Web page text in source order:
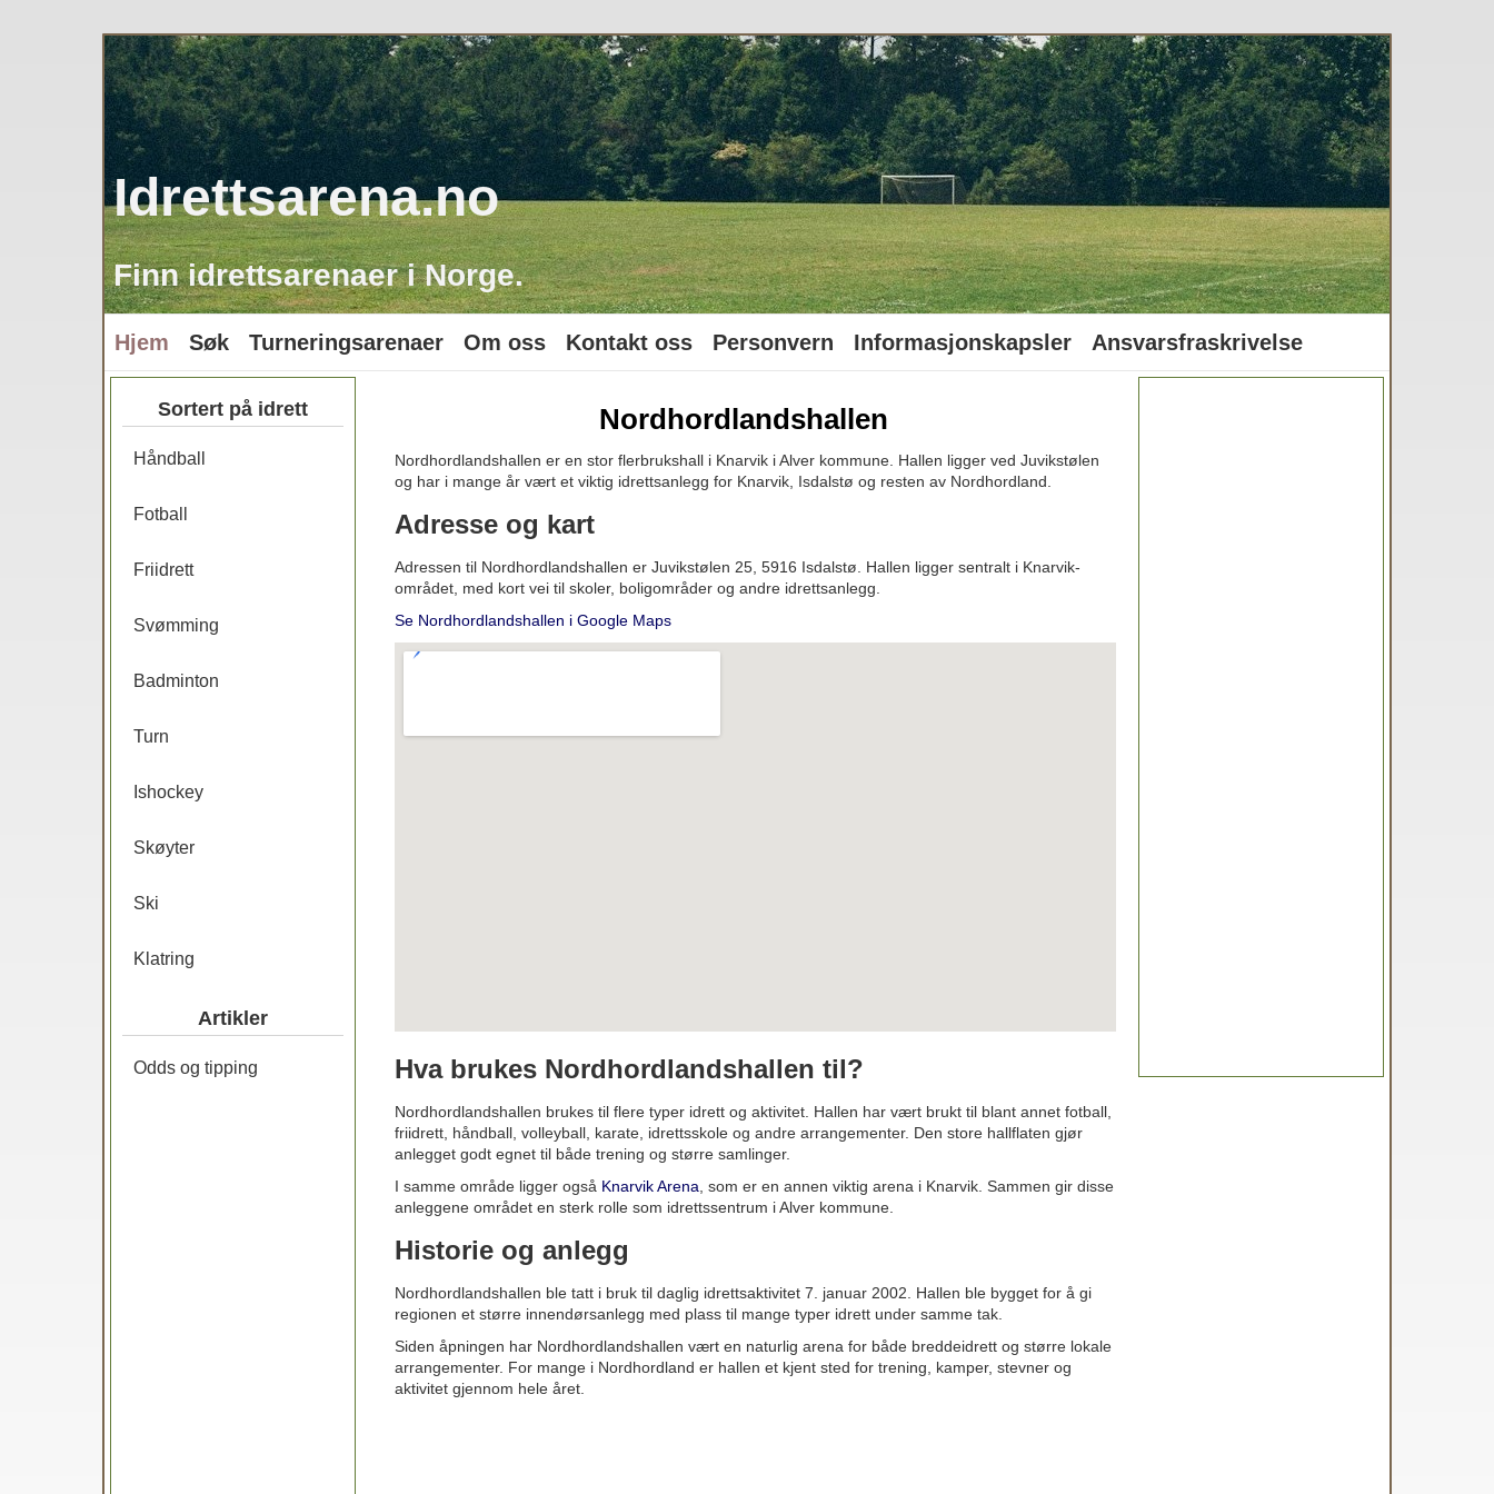
Idrettsarena.no
Finn idrettsarenaer i Norge.
Hjem Søk Turneringsarenaer Om oss Kontakt oss Personvern Informasjonskapsler Ansvarsfraskrivelse
Sortert på idrett
Håndball
Fotball
Friidrett
Svømming
Badminton
Turn
Ishockey
Skøyter
Ski
Klatring
Artikler
Odds og tipping
Nordhordlandshallen
Nordhordlandshallen er en stor flerbrukshall i Knarvik i Alver kommune. Hallen ligger ved Juvikstølen
og har i mange år vært et viktig idrettsanlegg for Knarvik, Isdalstø og resten av Nordhordland.
Adresse og kart
Adressen til Nordhordlandshallen er Juvikstølen 25, 5916 Isdalstø. Hallen ligger sentralt i Knarvik-
området, med kort vei til skoler, boligområder og andre idrettsanlegg.
Se Nordhordlandshallen i Google Maps
Hva brukes Nordhordlandshallen til?
Nordhordlandshallen brukes til flere typer idrett og aktivitet. Hallen har vært brukt til blant annet fotball,
friidrett, håndball, volleyball, karate, idrettsskole og andre arrangementer. Den store hallflaten gjør
anlegget godt egnet til både trening og større samlinger.
I samme område ligger også Knarvik Arena , som er en annen viktig arena i Knarvik. Sammen gir disse
anleggene området en sterk rolle som idrettssentrum i Alver kommune.
Historie og anlegg
Nordhordlandshallen ble tatt i bruk til daglig idrettsaktivitet 7. januar 2002. Hallen ble bygget for å gi
regionen et større innendørsanlegg med plass til mange typer idrett under samme tak.
Siden åpningen har Nordhordlandshallen vært en naturlig arena for både breddeidrett og større lokale
arrangementer. For mange i Nordhordland er hallen et kjent sted for trening, kamper, stevner og
aktivitet gjennom hele året.